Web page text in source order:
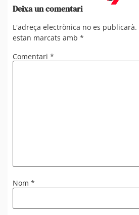
Deixa un comentari
L'adreça electrònica no es publicarà.
estan marcats amb *
Comentari *
Nom *